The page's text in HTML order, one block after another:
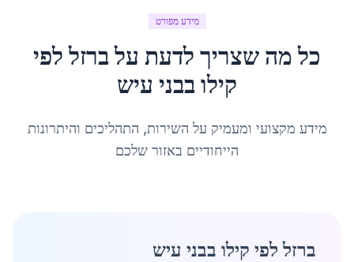
מידע מפורט
כל מה שצריך לדעת עלברזל לפי
קילובבני עיש
מידע מקצועי ומעמיק על השירות, התהליכים והיתרונות
הייחודיים באזור שלכם
ברזל לפי קילו בבני עיש